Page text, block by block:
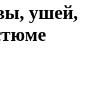
ушей,